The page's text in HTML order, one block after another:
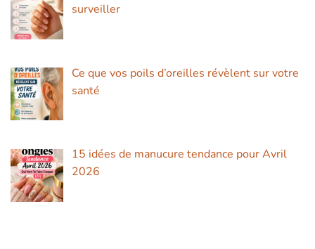
surveiller
Ce que vos poils d’oreilles révèlent sur votre
santé
15 idées de manucure tendance pour Avril
2026